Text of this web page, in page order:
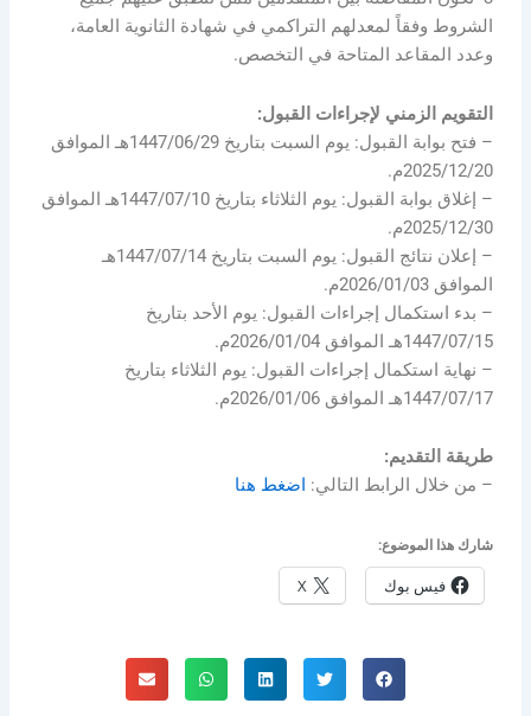
الشروط وفقاً لمعدلهم التراكمي في شهادة الثانوية العامة،
وعدد المقاعد المتاحة في التخصص.
التقويم الزمني لإجراءات القبول:
– فتح بوابة القبول: يوم السبت بتاريخ 1447/06/29هـ الموافق
2025/12/20م.
– إغلاق بوابة القبول: يوم الثلاثاء بتاريخ 1447/07/10هـ الموافق
2025/12/30م.
– إعلان نتائج القبول: يوم السبت بتاريخ 1447/07/14هـ
الموافق 2026/01/03م.
– بدء استكمال إجراءات القبول: يوم الأحد بتاريخ
1447/07/15هـ الموافق 2026/01/04م.
– نهاية استكمال إجراءات القبول: يوم الثلاثاء بتاريخ
1447/07/17هـ الموافق 2026/01/06م.
طريقة التقديم:
– من خلال الرابط التالي: اضغط هنا
شارك هذا الموضوع:
فيس بوك X